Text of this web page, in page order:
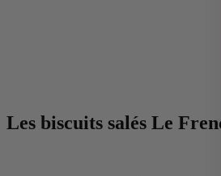
Les biscuits salés Le